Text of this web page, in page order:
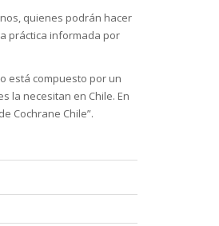
quienes podrán hacer
práctica informada por
está compuesto por un
la necesitan en Chile. En
Cochrane Chile”.